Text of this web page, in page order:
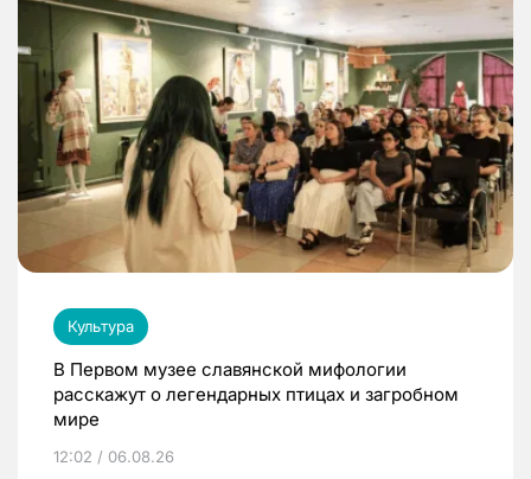
Культура
В Первом музее славянской мифологии
расскажут о легендарных птицах и загробном
мире
12:02 / 06.08.26